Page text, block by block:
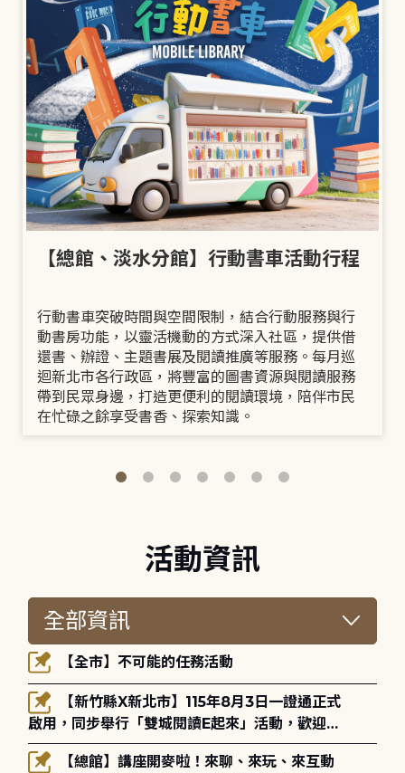
【總館、淡水分館】行動書車活動行程
行動書車突破時間與空間限制，結合行動服務與行
動書房功能，以靈活機動的方式深入社區，提供借
還書、辦證、主題書展及閱讀推廣等服務。每月巡
迴新北市各行政區，將豐富的圖書資源與閱讀服務
帶到民眾身邊，打造更便利的閱讀環境，陪伴市民
在忙碌之餘享受書香、探索知識。
活動資訊
【全市】不可能的任務活動
啟用，同步舉行「雙城閱讀E起來」活動，歡迎踴
躍參加(115年8月3日至10月4日)。